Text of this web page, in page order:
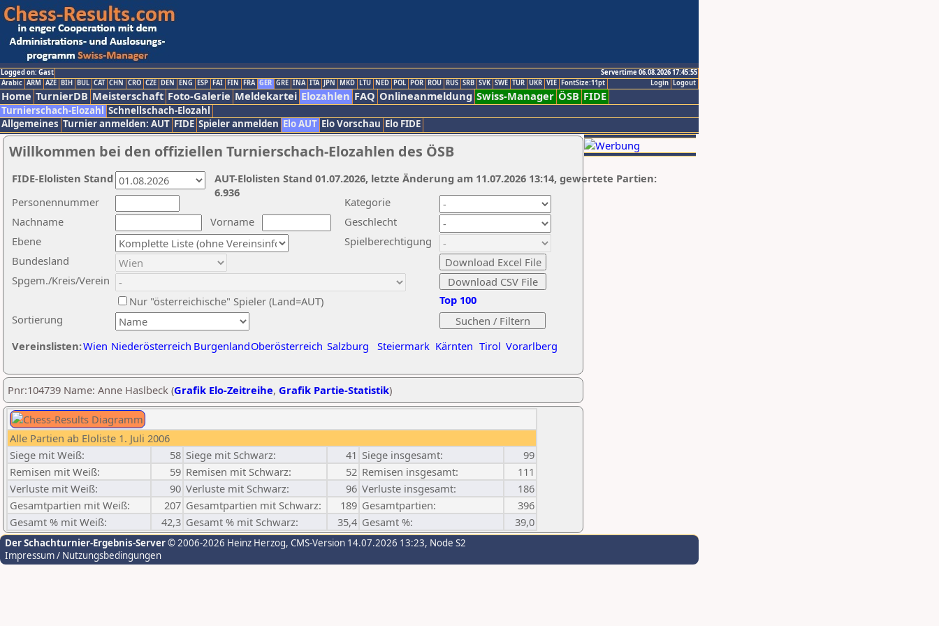
Logged on: Gast
Servertime 06.08.2026 17:45:55
Logout
Login
Arabic ARM AZE BIH BUL CAT CHN CRO CZE DEN ENG ESP FAI FIN FRA GER GRE INA ITA JPN MKD LTU NED POL POR ROU RUS SRB SVK SWE TUR UKR VIE FontSize:11pt
Home TurnierDB Meisterschaft Foto-Galerie Meldekartei Elozahlen FAQ Onlineanmeldung Swiss-Manager ÖSB FIDE
Turnierschach-Elozahl Schnellschach-Elozahl
Allgemeines Turnier anmelden: AUT FIDE Spieler anmelden Elo AUT Elo Vorschau Elo FIDE
Willkommen bei den offiziellen Turnierschach-Elozahlen des ÖSB
Nachname
Vorname
Ebene
Kategorie
Sortierung
Personennummer
Bundesland
Spgem./Kreis/Verein
Geschlecht
Nur "österreichische" Spieler (Land=AUT)
Spielberechtigung
Vereinslisten:Wien Niederösterreich BurgenlandOberösterreich Salzburg Steiermark Kärnten Tirol Vorarlberg
Top 100
AUT-Elolisten Stand 01.07.2026, letzte Änderung am 11.07.2026 13:14, gewertete Partien:
6.936
FIDE-Elolisten Stand
Pnr:104739 Name: Anne Haslbeck (Grafik Elo-Zeitreihe, Grafik Partie-Statistik)
Alle Partien ab Eloliste 1. Juli 2006
Siege mit Weiß:
58 Siege mit Schwarz: 41 Siege insgesamt:
99
Remisen mit Weiß:
59 Remisen mit Schwarz: 52 Remisen insgesamt:
111
Verluste mit Weiß:
90 Verluste mit Schwarz: 96 Verluste insgesamt:
186
Gesamtpartien mit Weiß:
207 Gesamtpartien mit Schwarz: 189 Gesamtpartien:
396
Gesamt % mit Weiß:
42,3 Gesamt % mit Schwarz: 35,4 Gesamt %: 39,0
Der Schachturnier-Ergebnis-Server© 2006-2026 Heinz Herzog, CMS-Version 14.07.2026 13:23, Node S2
Impressum / Nutzungsbedingungen